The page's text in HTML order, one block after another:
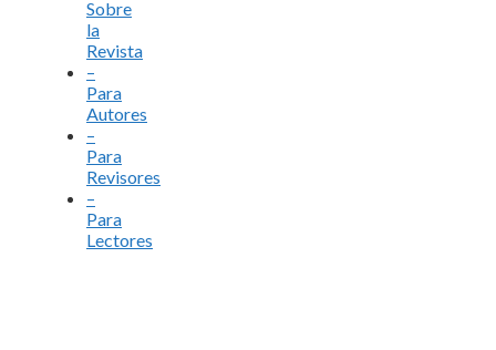
Sobre
la
Revista
–
Para
Autores
–
Para
Revisores
–
Para
Lectores